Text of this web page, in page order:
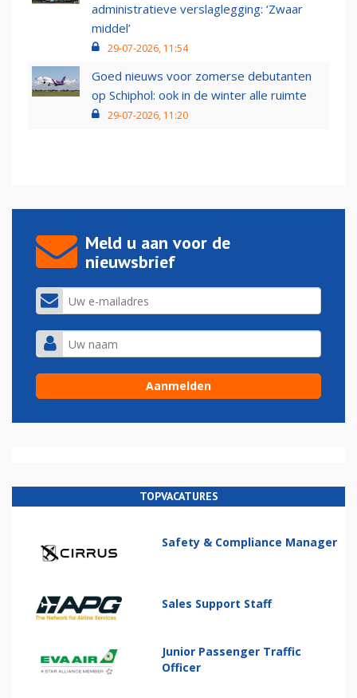
administratieve verslaglegging: ‘Zwaar
middel’
29-07-2026, 11:54
Goed nieuws voor zomerse debutanten
op Schiphol: ook in de winter alle ruimte
29-07-2026, 11:20
Meld u aan voor de
nieuwsbrief
TOPVACATURES
Safety & Compliance Manager
Sales Support Staff
Junior Passenger Traffic
Officer